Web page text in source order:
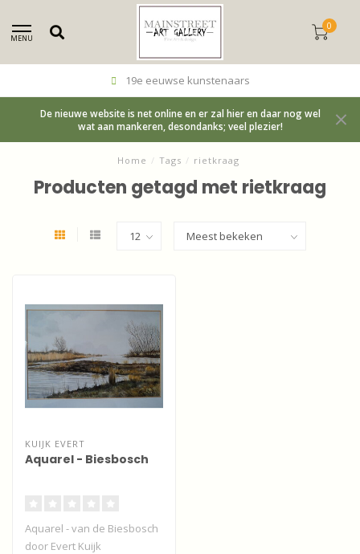
MENU
0
19e eeuwse kunstenaars
De nieuwe website is net online en er zal hier en daar nog wel
wat aan mankeren, desondanks; veel plezier!
Home / Tags / rietkraag
Producten getagd met rietkraag
KUIJK EVERT
Aquarel - Biesbosch
Aquarel - van de Biesbosch
door Evert Kuijk